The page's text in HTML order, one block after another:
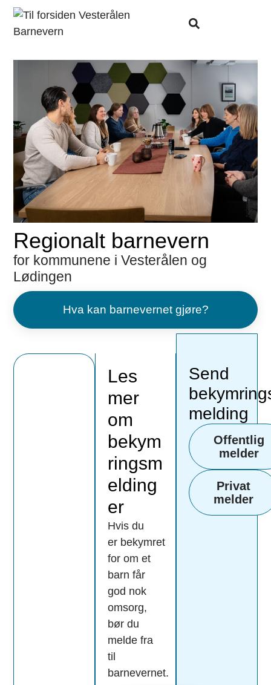
Regionalt barnevern
for kommunene i Vesterålen og
Lødingen
Hva kan barnevernet gjøre?
Les
mer
om
bekym
ringsm
elding
er
Hvis du
er bekymret
for om et
barn får
god nok
omsorg,
bør du
melde fra
til
barnevernet.
Send
melding
Offentlig
melder
Privat
melder